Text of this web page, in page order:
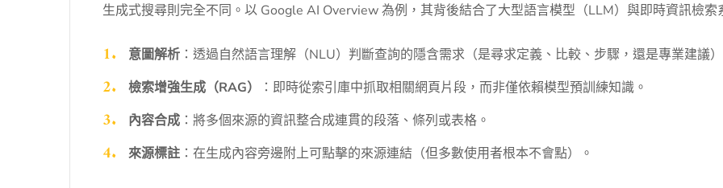
生成式搜尋則完全不同。以 Google AI Overview 為例，其背後結合了大型語言模型（LLM）與即時資訊檢
意圖解析 ：透過自然語言理解（NLU）判斷查詢的隱含需求（是尋求定義、比較、步驟，還是專業建議
檢索增強生成（RAG）
：即時從索引庫中抓取相關網頁片段，而非僅依賴模型預訓練知識。
內容合成 ：將多個來源的資訊整合成連貫的段落、條列或表格。
來源標註 ：在生成內容旁邊附上可點擊的來源連結（但多數使用者根本不會點）。